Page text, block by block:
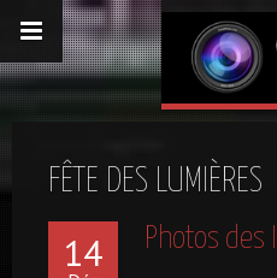
FÊTE DES LUMIÈRES
14 Photos